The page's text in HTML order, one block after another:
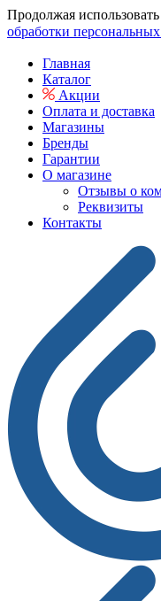
Продолжая
обработки
Главная
Каталог
Акции
Оплата и доставка
Магазины
Бренды
Гарантии
О магазине
Отзывы о
Реквизиты
Контакты